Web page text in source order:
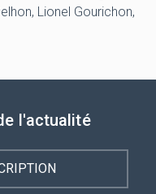
Lionel Gourichon,
l'actualité